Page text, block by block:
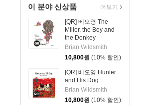
이 분야 신상품
[QR] 베오영 The
Miller, the Boy and
the Donkey
Brian Wildsmith
10,800원 (10% 할인)
[QR] 베오영 Hunter
and His Dog
Brian Wildsmith
10,800원 (10% 할인)
더보기
Random House Books for Young Readers